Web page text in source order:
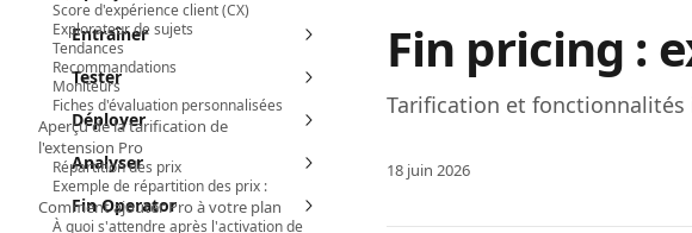
Entraîner
Tester
Déployer
Analyser
Fin Operator
Fin pricing :
Tarification et fonctionnalités
18 juin 2026
Score d'expérience client (CX)
Explorateur de sujets
Tendances
Recommandations
Moniteurs
Fiches d'évaluation personnalisées
Aperçu de la tarification de
l'extension Pro
Répartition des prix
Exemple de répartition des prix :
Comment ajouter Pro à votre plan
À quoi s'attendre après l'activation de